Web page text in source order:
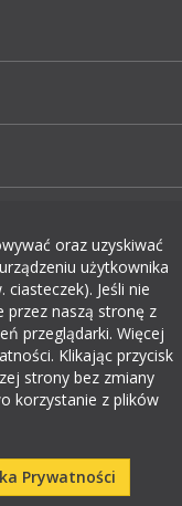
oraz uzyskiwać
użytkownika
Jeśli nie
przez naszą stronę z
przeglądarki. Więcej
Klikając przycisk
strony bez zmiany
korzystanie z plików
Prywatności